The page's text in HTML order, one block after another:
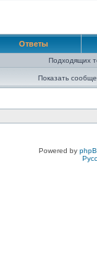
Ответы
Подходящих
Показать
Powered by